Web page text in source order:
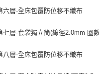
六層-全床包覆防位移不織布
七層-套袋獨立筒(線徑2.0mm 圈
八層-全床包覆防位移不織布